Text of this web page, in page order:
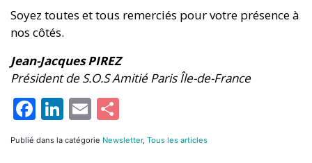
Soyez toutes et tous remerciés pour votre présence à
nos côtés.
Jean-Jacques PIREZ
Président de S.O.S Amitié Paris Île-de-France
Facebook
LinkedIn
Email
Publié dans la catégorie Newsletter, Tous les articles